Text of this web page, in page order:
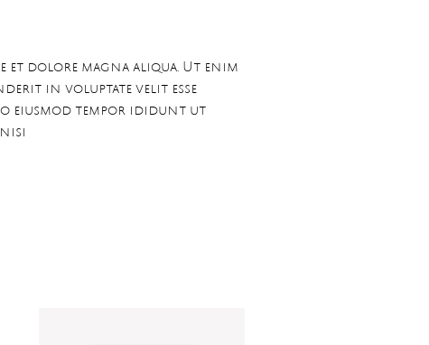
et dolore magna aliqua. Ut enim
in voluptate velit esse
eiusmod tempor ididunt ut